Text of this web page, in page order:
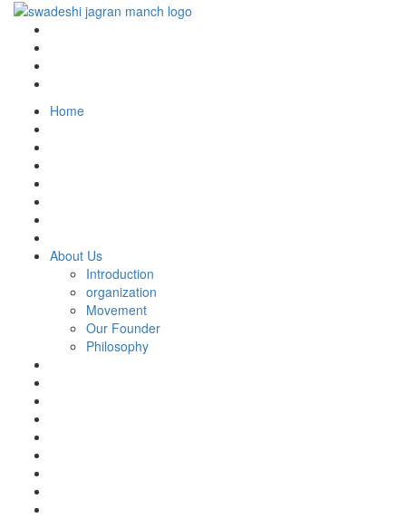
Home
About Us
Introduction
organization
Movement
Our Founder
Philosophy